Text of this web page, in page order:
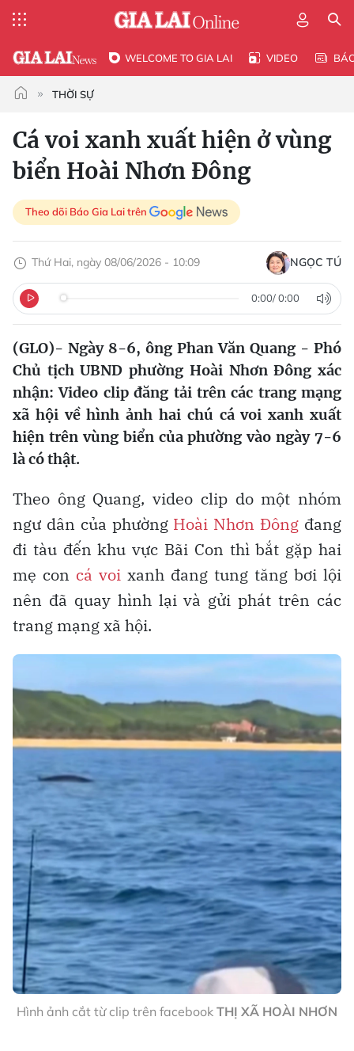
WELCOME TO GIA LAI VIDEO
THỜI SỰ
Cá voi xanh xuất hiện ở vùng
biển Hoài Nhơn Đông
Theo dõi Báo Gia Lai trên
Thứ Hai, ngày 08/06/2026 - 10:09 NGỌC TÚ
0:00/0:00
(GLO)- Ngày 8-6, ông Phan Văn Quang - Phó
Chủ tịch UBND phường Hoài Nhơn Đông xác
nhận: Video clip đăng tải trên các trang mạng
xã hội về hình ảnh hai chú cá voi xanh xuất
hiện trên vùng biển của phường vào ngày 7-6
là có thật.
Theo ông Quang, video clip do một nhóm
ngư dân của phường Hoài Nhơn Đông đang
đi tàu đến khu vực Bãi Con thì bắt gặp hai
mẹ con cá voi xanh đang tung tăng bơi lội
nên đã quay hình lại và gửi phát trên các
trang mạng xã hội.
Hình ảnh cắt từ clip trên facebook THỊ XÃ HOÀI NHƠN